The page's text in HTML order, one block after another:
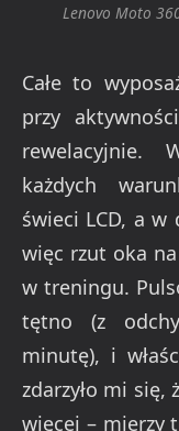
Lenovo Moto
Całe to
przy
rewelacyjnie.
każdych
świeci LCD, a w
więc rzut oka
w treningu.
tętno (z
minutę), i
zdarzyło mi się,
więcej – mierzy